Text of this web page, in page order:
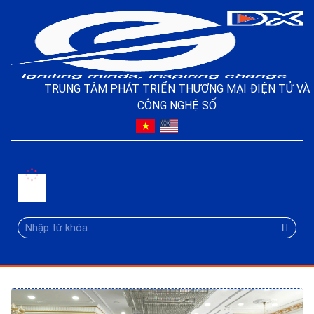
TRUNG TÂM PHÁT TRIỂN THƯƠNG MẠI ĐIỆN TỬ VÀ
CÔNG NGHỆ SỐ